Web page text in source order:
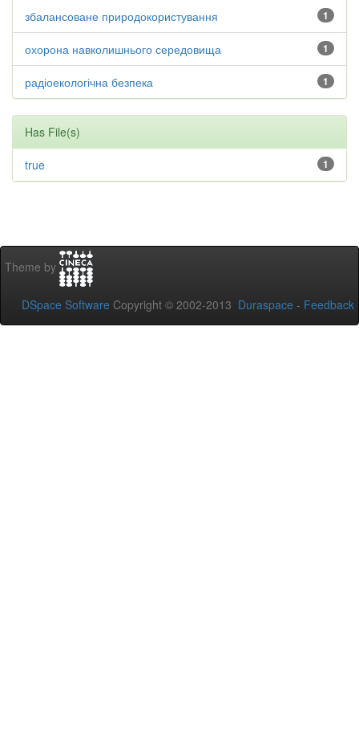
1
збалансоване природокористування
1
охорона навколишнього середовища
1
радіоекологічна безпека
Has File(s)
1
true
Theme by
DSpace Software Copyright © 2002-2013 Duraspace - Feedback